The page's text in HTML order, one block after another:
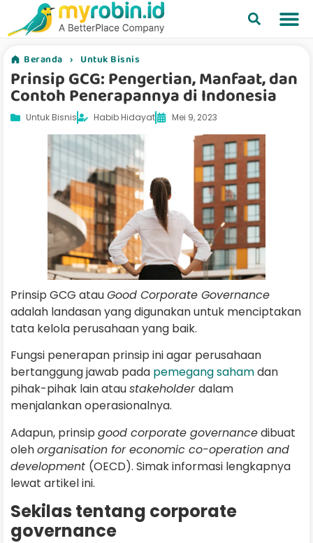
Beranda › Untuk Bisnis
Prinsip GCG: Pengertian, Manfaat, dan
Contoh Penerapannya di Indonesia
Untuk Bisnis Habib Hidayat Mei 9, 2023
Prinsip GCG atauGood Corporate Governance
adalah landasan yang digunakan untuk menciptakan
tata kelola perusahaan yang baik.
Fungsi penerapan prinsip ini agar perusahaan
bertanggung jawab pada pemegang sahamdan
pihak-pihak lain ataustakeholderdalam
menjalankan operasionalnya.
Adapun, prinsip good corporate governancedibuat
olehorganisation for economic co-operation and
development (OECD). Simak informasi lengkapnya
lewat artikel ini.
Sekilas tentang corporate
governance